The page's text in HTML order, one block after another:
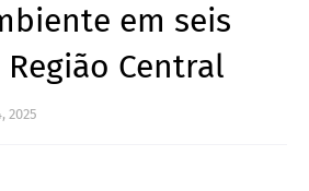
em seis
Central
2025